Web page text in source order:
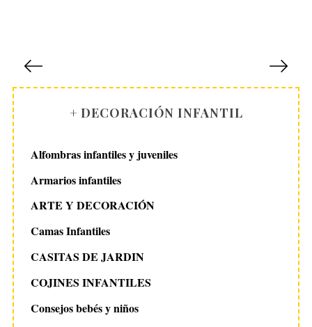
g
i
n
a
c
i
ó
n
d
e
e
n
+ DECORACIÓN INFANTIL
Alfombras infantiles y juveniles
Armarios infantiles
ARTE Y DECORACIÓN
Camas Infantiles
CASITAS DE JARDIN
COJINES INFANTILES
Consejos bebés y niños